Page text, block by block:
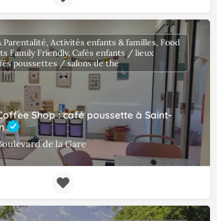
Shop : café poussette à Saint-
de la Gare
Parentalité, Activités enfants & familles, Food
Family Friendly, Cafés enfants / lieux
poussettes / salons de thé